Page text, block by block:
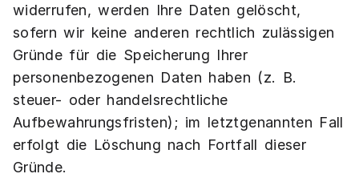
widerrufen, werden Ihre Daten gelöscht,
sofern wir keine anderen rechtlich zulässigen
Gründe für die Speicherung Ihrer
personenbezogenen Daten haben (z. B.
steuer- oder handelsrechtliche
Aufbewahrungsfristen); im letztgenannten Fall
erfolgt die Löschung nach Fortfall dieser
Gründe.